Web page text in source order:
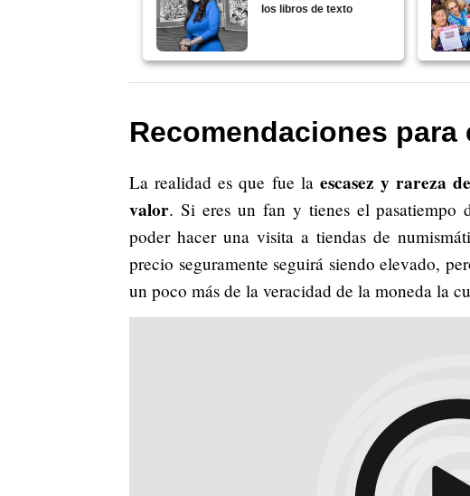
los libros de texto
Recomendaciones
La realidad es que fue la escasez y rareza
valor. Si eres un fan y tienes el pasatiempo
poder hacer una visita a tiendas de
precio seguramente seguirá siendo elevado,
un poco más de la veracidad de la moneda la